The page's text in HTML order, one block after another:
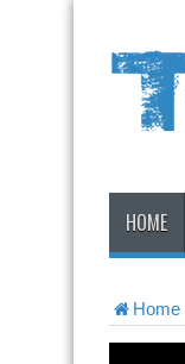
HOME
Home